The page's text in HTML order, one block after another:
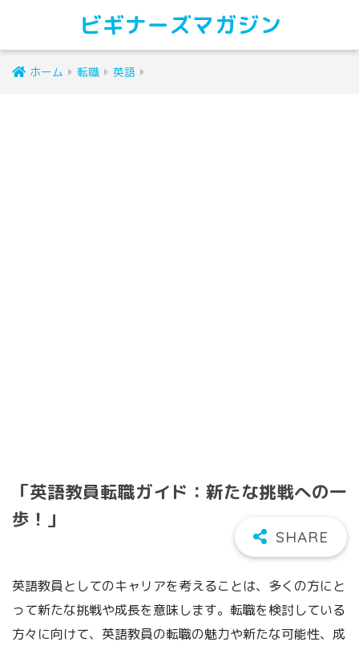
ビギナーズマガジン
ホーム 転職 英語
「英語教員転職ガイド：新たな挑戦への一
歩！」
英語教員としてのキャリアを考えることは、多くの方にと
って新たな挑戦や成長を意味します。転職を検討している
方々に向けて、英語教員の転職の魅力や新たな可能性、成